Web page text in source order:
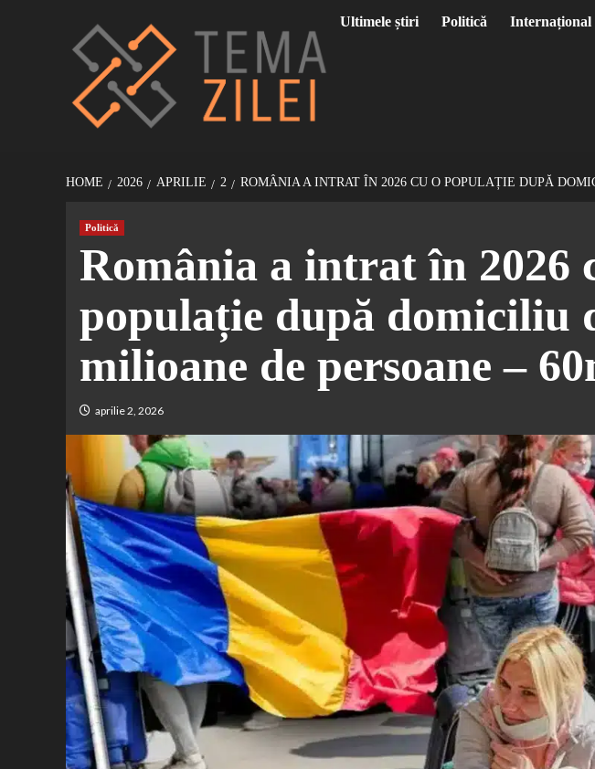
Ultimele știri Politică Internațional
HOME 2026 APRILIE 2 ROMÂNIA A INTRAT ÎN 2026 CU O POPULAȚIE DUPĂ
Politică
România a intrat în 2026
populație după domiciliu
milioane de persoane –
aprilie 2, 2026